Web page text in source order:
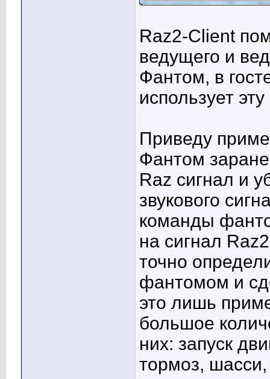
Raz2-Client
ведущего и
Фантом, в
использует
Приведу
Фантом
Raz сигнал и
звукового
команды
на сигнал
точно
фантомом и
это лишь
большое
них: запуск
тормоз,